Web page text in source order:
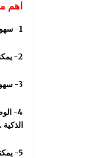
اهم
1- سهولة التواصال مع الاصدقاء والعثور علي المشاهير والسياسين .
2- يمكنك متابعة الاخبار في الكثير من المجالات ومعرفة الاخبار الحصرية .
3- سهولة متابعة الاخبار من خلالها ( المسح بالعين ) لانه لا يوجد مساحة للمقالات الكبيرة .
4-
الذكية .
5- يمكنك ايضا استخدام